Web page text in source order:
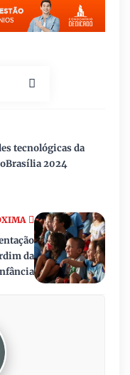
da
tecnológicas da
2024